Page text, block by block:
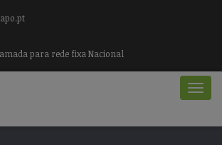
para rede fixa Nacional